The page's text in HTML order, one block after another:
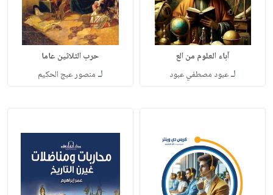
آباء العلوم من الع
لـعبود مصطفي عبود
حرب الثلاثين عاما
لـ منصور عبج الحكيم